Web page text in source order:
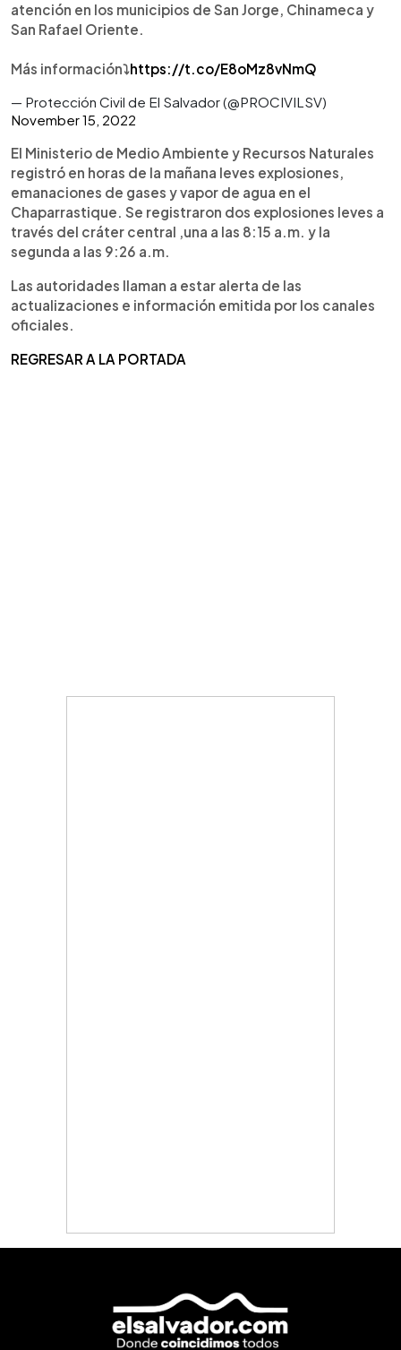
atención en los municipios de San Jorge, Chinameca y
San Rafael Oriente.
Más información⤵️https://t.co/E8oMz8vNmQ
— Protección Civil de El Salvador (@PROCIVILSV)
November 15, 2022
El Ministerio de Medio Ambiente y Recursos Naturales
registró en horas de la mañana leves explosiones,
emanaciones de gases y vapor de agua en el
Chaparrastique. Se registraron dos explosiones leves a
través del cráter central ,una a las 8:15 a.m. y la
segunda a las 9:26 a.m.
Las autoridades llaman a estar alerta de las
actualizaciones e información emitida por los canales
oficiales.
REGRESAR A LA PORTADA